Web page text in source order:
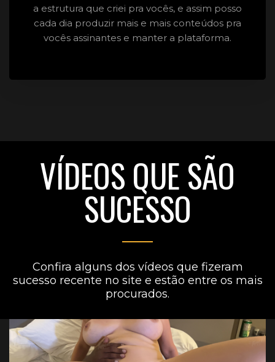
a estrutura que criei pra vocês, e assim posso
cada dia produzir mais e mais conteúdos pra
vocês assinantes e manter a plataforma.
VÍDEOS QUE SÃO
SUCESSO
Confira alguns dos vídeos que fizeram
sucesso recente no site e estão entre os mais
procurados.